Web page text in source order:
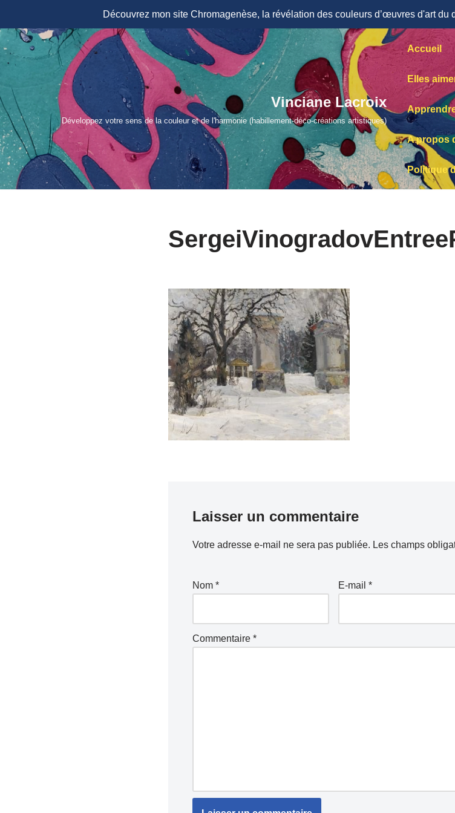
Découvrez mon site Chromagenèse, la révélation des couleurs d’œuvres d'art du
Aller
contenu
Vinciane Lacroix
Développez votre sens de la couleur et de l'harmonie (habillement-déco-créations artistiques)
Accueil
Elles
A propos
Politique
Laisser un commentaire
Votre adresse e-mail ne sera pas publiée. Les champs
Nom * E-mail *
Commentaire *